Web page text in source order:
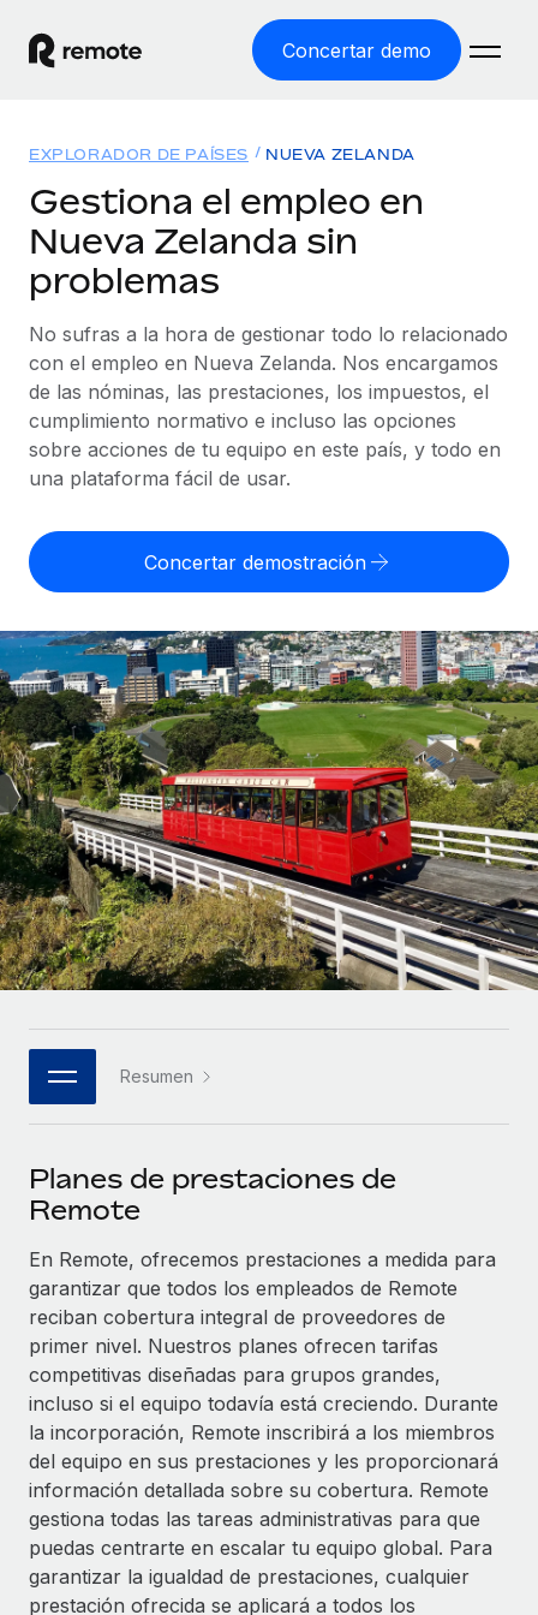
Concertar demo
EMPLEO GLOBAL
Nómina global
legalidad.
Employer of Record
Expándete en todo el mundo sin gastar en entidades.
Contractor of Record
cumpliendo la normativa.
Contractor Management
PEO
Externaliza tareas laborales complejas.
INFRAESTRUCTURA
Conexión Remote
Integra los RR. HH. en tus flujos de trabajo sin
complicaciones.
Plataforma
Funciones esenciales de RR. HH. integradas para tu
equipo.
mediante nuestro MCP.
Integraciones
esenciales.
SERVICIOS
Pregunta a un experto
Obtén ayuda de gente experta en RR. HH. globales
y cumplimiento normativo.
Comprobaciones de antecedentes
Simplifica los procesos de cribado de candidatos.
Cumplimiento normativo
Adelántate a los riesgos de cumplimiento
normativo.
Gestión de dispositivos
Soluciones
Explorador de países
Consulta el soporte del empleo global según el país.
Explorador estatal de EE. UU.
Simplifica la contratación en todos los estados de EE.
UU.
Comparador de Remote
Compáranos con otras empresas.
ETAPAS DE CRECIMIENTO
Startups
Soluciones ágiles de RR. HH. globales y nóminas para
empresas en crecimiento.
Mediana empresa
Amplía tu equipo con soluciones de RR. HH.
personalizadas.
Empresa
RR. HH. globales para grandes empresas.
ASOCIARSE
Socios tecnológicos estratégicos
Descubre oportunidades de colaborar con nosotros.
Remote Build
Consultoría de integraciones y automatización con IA.
CASOS PRÁCTICOS
Colaboración estratégica de Reverse Tech con
Remote para gestionar a autónomos y las
nóminas
Reverse Tech en resumen La startup de salud y bienestar
Reverse Tech se asoció con Remote para...
Más información
Recursos
HERRAMIENTAS Y CALCULADORAS
Calculadora del riesgo de clasificación errónea
Consulta el riesgo de clasificación errónea por país.
Calculadora del coste por empleado
cualquier país.
autónomos globales.
APRENDIZAJE CON REMOTE
Guías y recursos
Casos prácticos
Glosario de RR. HH.
Listas de verificación y plantillas
Biblioteca de descripciones de puestos
Eventos
Sala de prensa
Centro de información
Obtén ayuda
Consulta todos los recursos
BLOG
Nómina global
EOR y PEO
Contractor Management
Impuestos
Precios
Español
English
Nederlands
Français
Deutsch
Español
Italiano
Português (Portugal)
日本語
한국어
中文（简体）
Iniciar sesión
EXPLORADOR DE PAÍSES NUEVA ZELANDA
Gestiona el empleo en
Nueva Zelanda sin
problemas
No sufras a la hora de gestionar todo lo relacionado
con el empleo en Nueva Zelanda. Nos encargamos
de las nóminas, las prestaciones, los impuestos, el
cumplimiento normativo e incluso las opciones
sobre acciones de tu equipo en este país, y todo en
una plataforma fácil de usar.
Concertar demostración
Resumen
Planes de prestaciones de
Remote
En Remote, ofrecemos prestaciones a medida para
garantizar que todos los empleados de Remote
reciban cobertura integral de proveedores de
primer nivel. Nuestros planes ofrecen tarifas
competitivas diseñadas para grupos grandes,
incluso si el equipo todavía está creciendo. Durante
la incorporación, Remote inscribirá a los miembros
del equipo en sus prestaciones y les proporcionará
información detallada sobre su cobertura. Remote
gestiona todas las tareas administrativas para que
puedas centrarte en escalar tu equipo global. Para
garantizar la igualdad de prestaciones, cualquier
prestación ofrecida se aplicará a todos los